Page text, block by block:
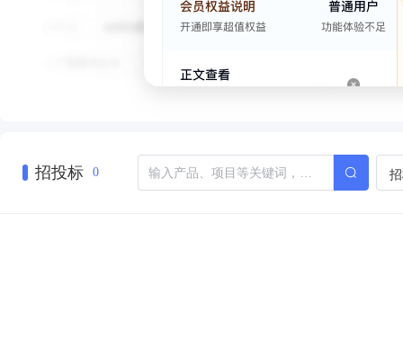
招投标 0